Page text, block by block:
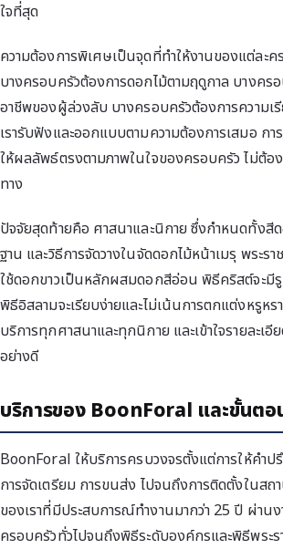
ใจที่สุด
ความต้องการพิเศษเป็นจุดที่ทำให้งานของแต่ละ
บางครอบครัวต้องการดอกไม้ตามฤดูกาล บางคร
อาชีพของผู้ล่วงลับ บางครอบครัวต้องการความ
เรารับฟังและออกแบบตามความต้องการเสมอ ก
ให้ผลลัพธ์ตรงตามภาพในใจของครอบครัว ไม่ต้อง
ทาง
ปัจจัยสุดท้ายคือ ศาสนาและนิกาย ซึ่งกำหนดทั้ง
ฐาน และวิธีการจัดวางในจัดดอกไม้หน้าเมรุ พระร
ใช้ดอกขาวเป็นหลักผสมดอกสีอ่อน พิธีคริสต์จะมี
พิธีอิสลามจะเรียบง่ายและไม่เน้นการตกแต่งหรูห
บริการทุกศาสนาและทุกนิกาย และเข้าใจรายละเ
อย่างดี
บริการของ BoonForal และขั้นต
BoonForal ให้บริการครบวงจรตั้งแต่การให้คำ
การจัดเตรียม การขนส่ง ไปจนถึงการติดตั้งในส
ของเราที่มีประสบการณ์ทำงานมากว่า 25 ปี ผ่าน
ครอบครัวทั่วไปจนถึงพิธีระดับองค์กรและพิธีพระร